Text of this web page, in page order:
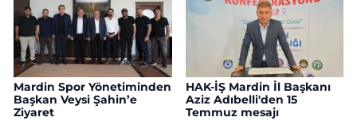
Mardin Spor Yönetiminden
Başkan Veysi Şahin’e
Ziyaret
HAK-İŞ Mardin İl Başkanı
Aziz Adıbelli'den 15
Temmuz mesajı